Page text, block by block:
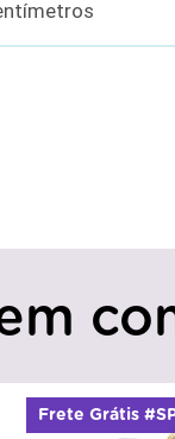
Frete Grátis